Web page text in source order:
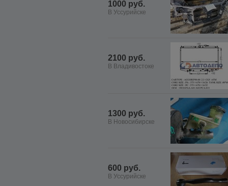
1000 руб.
В Уссурийске
2100 руб.
В Владивостоке
1300 руб.
В Новосибирске
600 руб.
В Уссурийске